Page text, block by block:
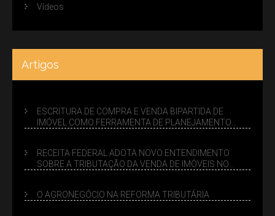
Vídeos
Artigos
ESCRITURA DE COMPRA E VENDA BIPARTIDA DE
IMÓVEL COMO FERRAMENTA DE PLANEJAMENTO
RECEITA FEDERAL ADOTA NOVO ENTENDIMENTO
SOBRE A TRIBUTAÇÃO DA VENDA DE IMÓVEIS NO
O AGRONEGÓCIO NA REFORMA TRIBUTÁRIA